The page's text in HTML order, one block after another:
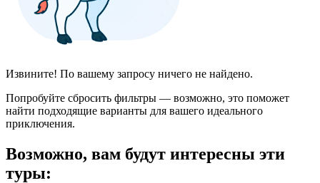
Извините! По вашему запросу ничего не найдено.
Попробуйте сбросить фильтры — возможно, это поможет
найти подходящие варианты для вашего идеального
приключения.
Возможно, вам будут интересны эти
туры: